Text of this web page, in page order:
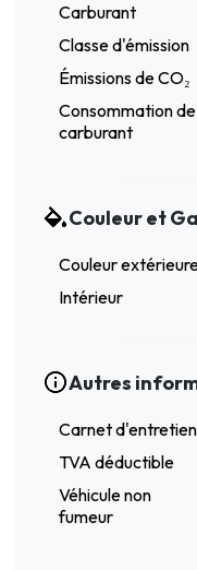
Carburant
Classe d'émission
Émissions de CO₂
Consommation de
carburant
Couleur et
Couleur
Intérieur
Autres
Carnet d'entretien
TVA déductible
Véhicule non
fumeur